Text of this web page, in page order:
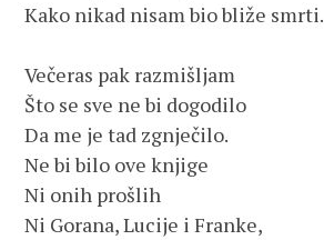
Kako nikad nisam bio bliže smrti.
Večeras pak razmišljam
Što se sve ne bi dogodilo
Da me je tad zgnječilo.
Ne bi bilo ove knjige
Ni onih prošlih
Ni Gorana, Lucije i Franke,